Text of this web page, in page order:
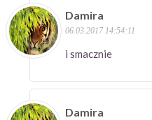
Damira
06.03.2017 14:54:11
i smacznie
Damira